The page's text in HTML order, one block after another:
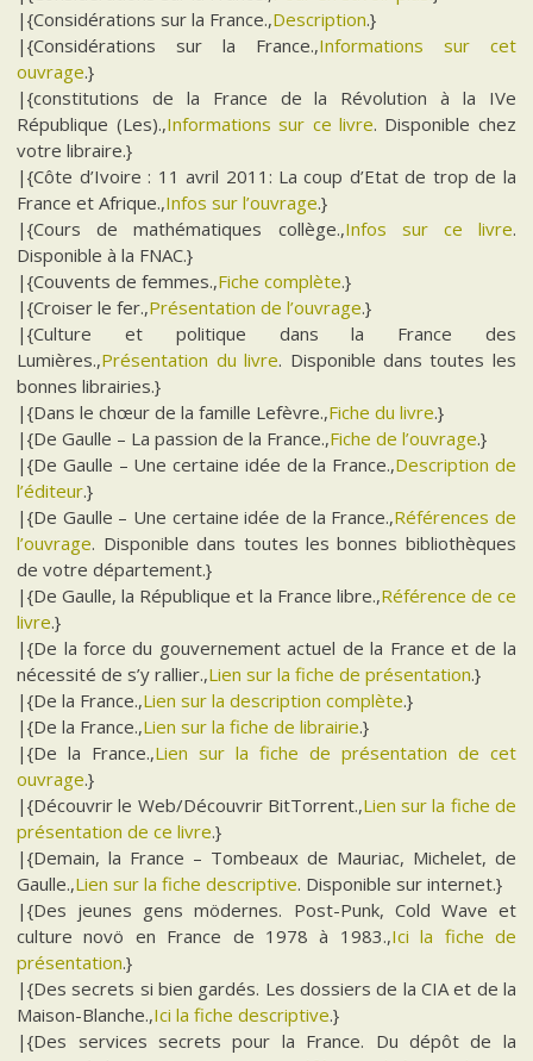
|{Considérations sur la France.,Description.}
|{Considérations sur la France.,Informations sur cet
ouvrage.}
|{constitutions de la France de la Révolution à la IVe
République (Les).,Informations sur ce livre. Disponible chez
votre libraire.}
|{Côte d’Ivoire : 11 avril 2011: La coup d’Etat de trop de la
France et Afrique.,Infos sur l’ouvrage.}
|{Cours de mathématiques collège.,Infos sur ce livre.
Disponible à la FNAC.}
|{Couvents de femmes.,Fiche complète.}
|{Croiser le fer.,Présentation de l’ouvrage.}
|{Culture et politique dans la France des
Lumières.,Présentation du livre. Disponible dans toutes les
bonnes librairies.}
|{Dans le chœur de la famille Lefèvre.,Fiche du livre.}
|{De Gaulle – La passion de la France.,Fiche de l’ouvrage.}
|{De Gaulle – Une certaine idée de la France.,Description de
l’éditeur.}
|{De Gaulle – Une certaine idée de la France.,Références de
l’ouvrage. Disponible dans toutes les bonnes bibliothèques
de votre département.}
|{De Gaulle, la République et la France libre.,Référence de ce
livre.}
|{De la force du gouvernement actuel de la France et de la
nécessité de s’y rallier.,Lien sur la fiche de présentation.}
|{De la France.,Lien sur la description complète.}
|{De la France.,Lien sur la fiche de librairie.}
|{De la France.,Lien sur la fiche de présentation de cet
ouvrage.}
|{Découvrir le Web/Découvrir BitTorrent.,Lien sur la fiche de
présentation de ce livre.}
|{Demain, la France – Tombeaux de Mauriac, Michelet, de
Gaulle.,Lien sur la fiche descriptive. Disponible sur internet.}
|{Des jeunes gens mödernes. Post-Punk, Cold Wave et
culture novö en France de 1978 à 1983.,Ici la fiche de
présentation.}
|{Des secrets si bien gardés. Les dossiers de la CIA et de la
Maison-Blanche.,Ici la fiche descriptive.}
|{Des services secrets pour la France. Du dépôt de la